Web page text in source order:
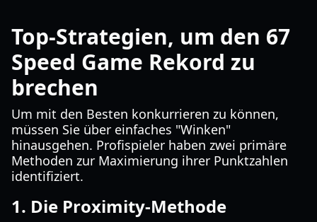
Top-Strategien, um den 67
Speed Game Rekord zu
brechen
Um mit den Besten konkurrieren zu können,
müssen Sie über einfaches "Winken"
hinausgehen. Profispieler haben zwei primäre
Methoden zur Maximierung ihrer Punktzahlen
identifiziert.
1. Die Proximity-Methode